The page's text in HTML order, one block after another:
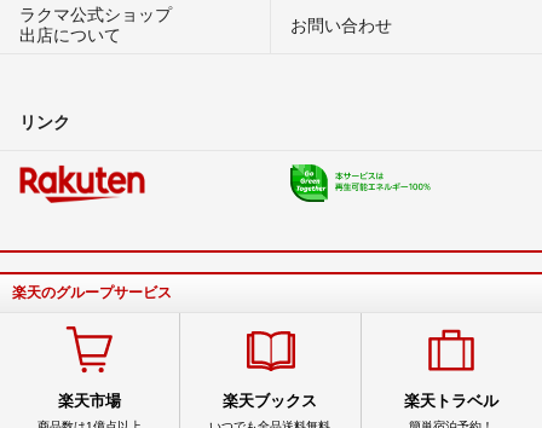
ラクマ公式ショップ
出店について
お問い合わせ
リンク
楽天のグループサービス
楽天市場 楽天ブックス 楽天トラベル